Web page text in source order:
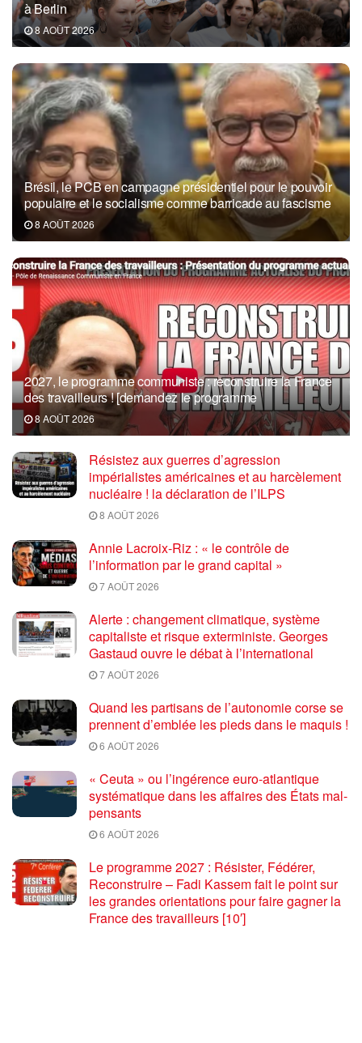
à Berlin
8 AOÛT 2026
Brésil, le PCB en campagne présidentiel pour le pouvoir
populaire et le socialisme comme barricade au fascisme
8 AOÛT 2026
2027, le programme communiste : reconstruire la France
des travailleurs ! [demandez le programme
8 AOÛT 2026
Résistez aux guerres d’agression
impérialistes américaines et au harcèlement
nucléaire ! la déclaration de l’ILPS
8 AOÛT 2026
Annie Lacroix-Riz : « le contrôle de
l’information par le grand capital »
7 AOÛT 2026
Alerte : changement climatique, système
capitaliste et risque exterministe. Georges
Gastaud ouvre le débat à l’international
7 AOÛT 2026
Quand les partisans de l’autonomie corse se
prennent d’emblée les pieds dans le maquis !
6 AOÛT 2026
« Ceuta » ou l’ingérence euro-atlantique
systématique dans les affaires des États mal-
pensants
6 AOÛT 2026
Le programme 2027 : Résister, Fédérer,
Reconstruire – Fadi Kassem fait le point sur
les grandes orientations pour faire gagner la
France des travailleurs [10′]